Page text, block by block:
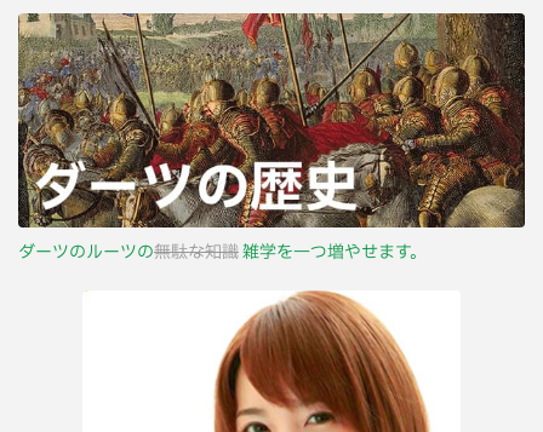
ダーツのルーツの無駄な知識雑学を一つ増やせます。